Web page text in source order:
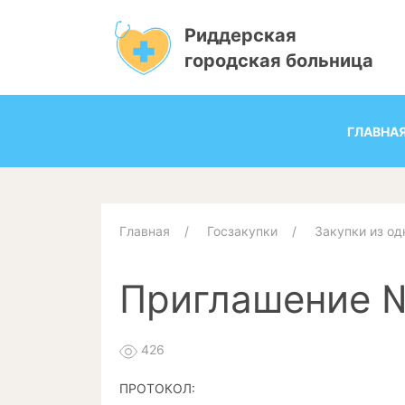
Риддерская
городская больница
Главная Госзакупки Закупки из
Приглашение
426
ПРОТОКОЛ: